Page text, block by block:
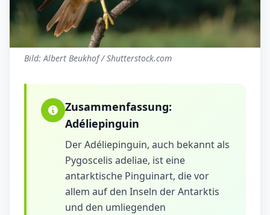
Bild: Albert Beukhof / Shutterstock.com
Zusammenfassung:
Adéliepinguin
Der Adéliepinguin, auch bekannt als
Pygoscelis adeliae, ist eine
antarktische Pinguinart, die vor
allem auf den Inseln der Antarktis
und den umliegenden